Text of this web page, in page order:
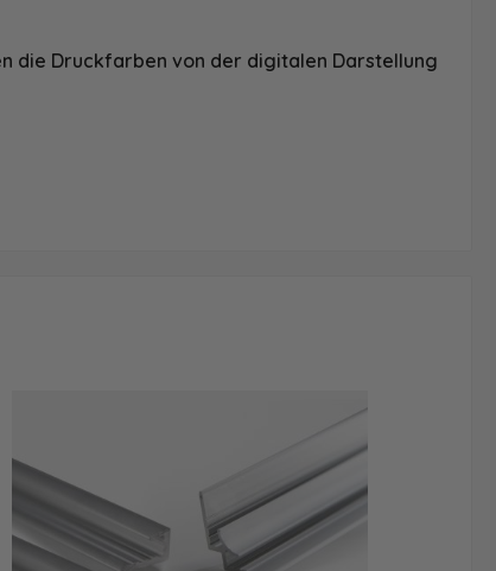
die Druckfarben von der digitalen Darstellung